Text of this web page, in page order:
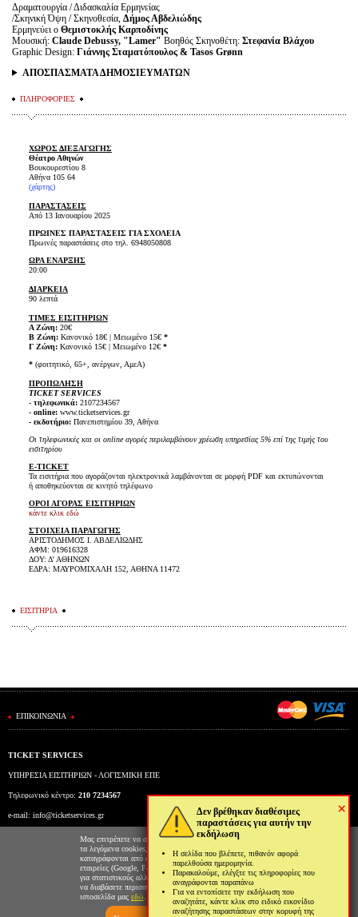
×
Δεν βρέθηκαν διαθέσιμες
παραστάσεις για αυτήν την
εκδήλωση
Η σελίδα που βλέπετε, πιθανόν αφορά
παρελθούσα ημερομηνία.
Παρακαλούμε, ελέγξτε τις πληροφορίες που
αναγράφονται παραπάνω
Για να εντοπίσετε την εκδήλωση που
αναζητάτε, κάντε κλικ στο ειδικό εικονίδιο
αναζήτησης παραστάσεων στην κορυφή της
Δραματουργία / Διδασκαλία Ερμηνείας
/Σκηνική Όψη / Σκηνοθεσία, Δήμος Αβδελιώδης
Ερμηνεύει ο Θεμιστοκλής Καρποδίνης
Μουσική: Claude Debussy, "Lamer" Βοηθός Σκηνοθέτη: Στεφανία Βλάχου
Graphic Design: Γιάννης Σταματόπουλος & Tasos Grønn
ΑΠΟΣΠΑΣΜΑΤΑ ΔΗΜΟΣΙΕΥΜΑΤΩΝ
ΠΛΗΡΟΦΟΡΙΕΣ
ΧΩΡΟΣ ΔΙΕΞΑΓΩΓΗΣ
Θέατρο Αθηνών
Βουκουρεστίου 8
Αθήνα 105 64
(χάρτης)
ΠΑΡΑΣΤΑΣΕΙΣ
Από 13 Ιανουαρίου 2025
ΠΡΩΙΝΕΣ ΠΑΡΑΣΤΑΣΕΙΣ ΓΙΑ ΣΧΟΛΕΙΑ
Πρωινές παραστάσεις στο τηλ. 6948050808
ΩΡΑ ΕΝΑΡΞΗΣ
20:00
ΔΙΑΡΚΕΙΑ
90 λεπτά
ΤΙΜΕΣ ΕΙΣΙΤΗΡΙΩΝ
Α Ζώνη: 20€
Β Ζώνη: Κανονικό 18€ | Μειωμένο 15€ *
Γ Ζώνη: Κανονικό 15€ | Μειωμένο 12€ *
*(φοιτητικό, 65+, ανέργων, ΑμεΑ)
ΠΡΟΠΩΛΗΣΗ
TICKET SERVICES
- τηλεφωνικά:2107234567
- online:www.ticketservices.gr
- εκδοτήριο: Πανεπιστημίου 39, Αθήνα
Οι τηλεφωνικές και οι online αγορές περιλαμβάνουν χρέωση υπηρεσίας 5% επί της τιμής του
εισιτηρίου
E-TICKET
Τα εισιτήρια που αγοράζονται ηλεκτρονικά λαμβάνονται σε μορφή PDF και εκτυπώνονται
ή αποθηκεύονται σε κινητό τηλέφωνο
ΟΡΟΙ ΑΓΟΡΑΣ ΕΙΣΙΤΗΡΙΩΝ
κάντε κλικ εδώ
ΣΤΟΙΧΕΙΑ ΠΑΡΑΓΩΓΗΣ
ΑΡΙΣΤΟΔΗΜΟΣ Ι. ΑΒΔΕΛΙΩΔΗΣ
ΑΦΜ: 019616328
ΔΟΥ: Δ' ΑΘΗΝΩΝ
ΕΔΡΑ: ΜΑΥΡΟΜΙΧΑΛΗ 152, ΑΘΗΝΑ 11472
ΕΙΣΙΤΗΡΙΑ
ΕΠΙΚΟΙΝΩΝΙΑ
TICKET SERVICES
ΥΠΗΡΕΣΙΑ ΕΙΣΙΤΗΡΙΩΝ - ΛΟΓΙΣΜΙΚΗ ΕΠΕ
Τηλεφωνικό κέντρο: 210 7234567
e-mail: info@ticketservices.gr
Εκδοτήριο: Πανεπιστημίου 39 (Στοά Πεσμαζόγλου), Αθήνα
Ώρες λειτουργίας εκδοτηρίου: Δευ-Παρ: 9πμ-5μμ
Μας επιτρέπετε να αποθηκεύουμε στον φυλλομετρητή σας
τα λεγόμενα cookies; Με αυτόν τον τρόπο θα
καταγράφονται από εμάς και τρίτες συνεργαζόμενες
εταιρείες (Google, Facebook κτλ) στοιχεία επισκεψιμότητας
για στατιστικούς αλλά και διαφημιστικούς λόγους. Μπορείτε
να διαβάσετε περισσότερα για την χρήση cookies από την
ιστοσελίδα μας εδώ